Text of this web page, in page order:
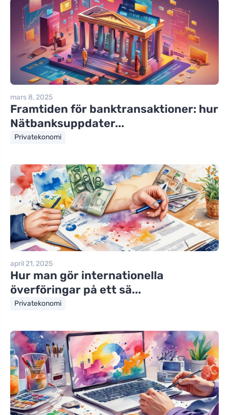
mars 8, 2025
Framtiden för banktransaktioner: hur
Nätbanksuppdater...
Privatekonomi
april 21, 2025
Hur man gör internationella
överföringar på ett sä...
Privatekonomi